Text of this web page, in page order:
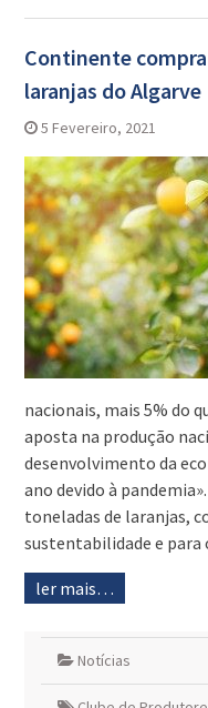
Continente
laranjas do Algarve
5 Fevereiro, 2021
nacionais, mais 5% do
aposta na produção
desenvolvimento da
ano devido à
toneladas de laranjas,
sustentabilidade e para
ler mais…
Notícias